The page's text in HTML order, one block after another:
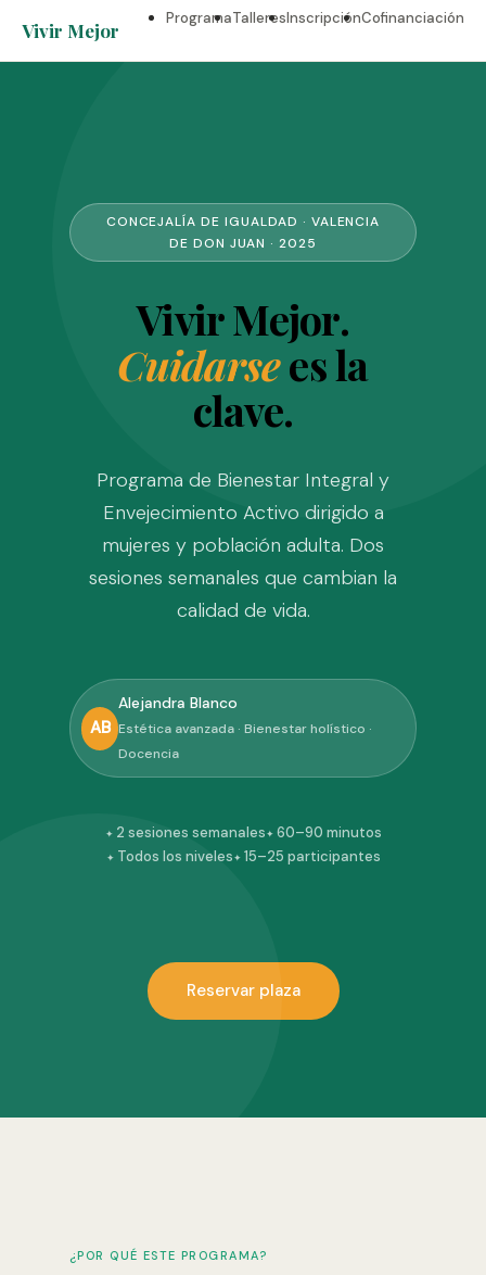
Vivir Mejor
ProgramaTalleresInscripciónCofinanciación
CONCEJALÍA DE IGUALDAD · VALENCIA
DE DON JUAN · 2025
Vivir Mejor.
Cuidarsees la
clave.
Programa de Bienestar Integral y
Envejecimiento Activo dirigido a
mujeres y población adulta. Dos
sesiones semanales que cambian la
calidad de vida.
AB
Alejandra Blanco
Estética avanzada · Bienestar holístico ·
Docencia
2 sesiones semanales
60–90 minutos
Todos los niveles
15–25 participantes
Reservar plaza
¿POR QUÉ ESTE PROGRAMA?